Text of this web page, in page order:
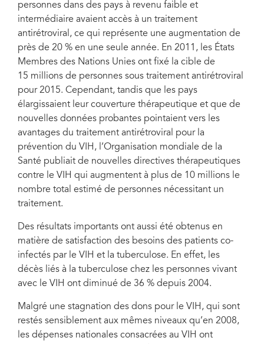
personnes dans des pays à revenu faible et
intermédiaire avaient accès à un traitement
antirétroviral, ce qui représente une augmentation de
près de 20 % en une seule année. En 2011, les États
Membres des Nations Unies ont fixé la cible de
15 millions de personnes sous traitement antirétroviral
pour 2015. Cependant, tandis que les pays
élargissaient leur couverture thérapeutique et que de
nouvelles données probantes pointaient vers les
avantages du traitement antirétroviral pour la
prévention du VIH, l’Organisation mondiale de la
Santé publiait de nouvelles directives thérapeutiques
contre le VIH qui augmentent à plus de 10 millions le
nombre total estimé de personnes nécessitant un
traitement.
Des résultats importants ont aussi été obtenus en
matière de satisfaction des besoins des patients co-
infectés par le VIH et la tuberculose. En effet, les
décès liés à la tuberculose chez les personnes vivant
avec le VIH ont diminué de 36 % depuis 2004.
Malgré une stagnation des dons pour le VIH, qui sont
restés sensiblement aux mêmes niveaux qu’en 2008,
les dépenses nationales consacrées au VIH ont